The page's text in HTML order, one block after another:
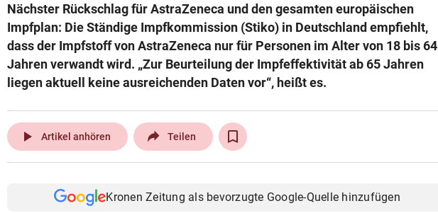
Nächster Rückschlag für AstraZeneca und den gesamten europäischen
Impfplan: Die Ständige Impfkommission (Stiko) in Deutschland empfiehlt,
dass der Impfstoff von AstraZeneca nur für Personen im Alter von 18 bis 64
Jahren verwandt wird. „Zur Beurteilung der Impfeffektivität ab 65 Jahren
liegen aktuell keine ausreichenden Daten vor“, heißt es.
play_arrow Artikel anhören Teilen
Kronen Zeitung als bevorzugte Google-Quelle hinzufügen